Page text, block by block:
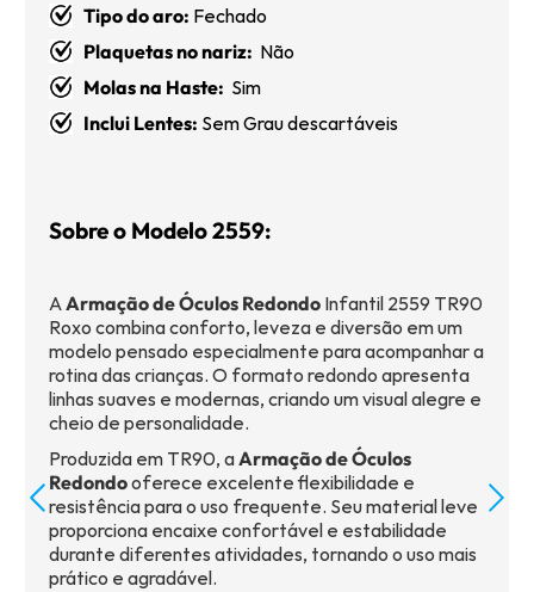
Tipo do aro: Fechado
Plaquetas no nariz: Não
Molas na Haste: Sim
Inclui Lentes: Sem Grau descartáveis
Sobre o Modelo 2559:
AArmação de Óculos Redondo Infantil 2559 TR90
Roxo combina conforto, leveza e diversão em um
modelo pensado especialmente para acompanhar a
rotina das crianças. O formato redondo apresenta
linhas suaves e modernas, criando um visual alegre e
cheio de personalidade.
Produzida em TR90, aArmação de Óculos
Redondooferece excelente flexibilidade e
resistência para o uso frequente. Seu material leve
proporciona encaixe confortável e estabilidade
durante diferentes atividades, tornando o uso mais
prático e agradável.